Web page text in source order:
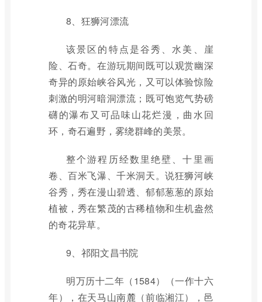
8、狂狮河漂流
该景区的特点是谷秀、水美、崖
险、石奇。在游玩期间既可以观赏幽深
奇异的原始峡谷风光，又可以体验惊险
刺激的明河暗洞漂流；既可饱览气势磅
礴的瀑布又可品味山花烂漫，曲水回
环，奇石遍野，雾绕群峰的美景。
整个游程历经数里绝壁、十里画
卷、百米飞瀑、千米洞天。说狂狮河峡
谷秀，秀在漫山碧透、郁郁葱葱的原始
植被，秀在繁茂的古稀植物和生机盎然
的奇花异草。
9、祁阳文昌书院
明万历十二年（1584）（一作十六
年），在天马山南麓（前临湘江），邑